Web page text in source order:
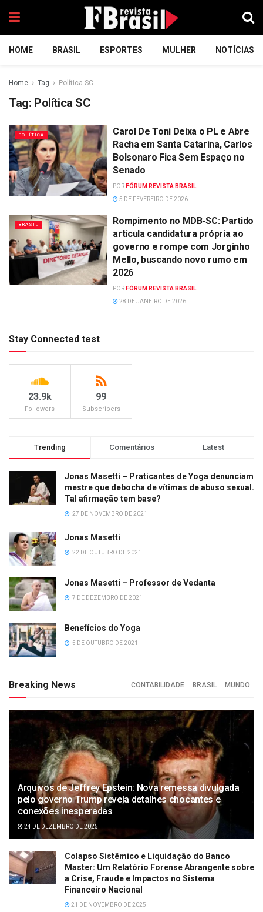
HOME BRASIL ESPORTES MULHER NOTÍCIAS
Home Tag Política SC
Tag: Política SC
POLÍTICA
Carol De Toni Deixa o PL e Abre
Racha em Santa Catarina, Carlos
Bolsonaro Fica Sem Espaço no
Senado
POR FÓRUM REVISTA BRASIL
5 DE FEVEREIRO DE 2026
BRASIL
Rompimento no MDB-SC: Partido
articula candidatura própria ao
governo e rompe com Jorginho
Mello, buscando novo rumo em
2026
POR FÓRUM REVISTA BRASIL
28 DE JANEIRO DE 2026
Stay Connected test
23.9k
Followers
99
Subscribers
Trending Comentários Latest
Jonas Masetti – Praticantes de Yoga denunciam
mestre que debocha de vítimas de abuso sexual.
Tal afirmação tem base?
27 DE NOVEMBRO DE 2021
Jonas Masetti
22 DE OUTUBRO DE 2021
Jonas Masetti – Professor de Vedanta
7 DE DEZEMBRO DE 2021
Benefícios do Yoga
5 DE OUTUBRO DE 2021
Breaking News CONTABILIDADE BRASIL MUNDO
Arquivos de Jeffrey Epstein: Nova remessa divulgada
pelo governo Trump revela detalhes chocantes e
conexões inesperadas
24 DE DEZEMBRO DE 2025
Colapso Sistêmico e Liquidação do Banco
Master: Um Relatório Forense Abrangente sobre
a Crise, Fraude e Impactos no Sistema
Financeiro Nacional
21 DE NOVEMBRO DE 2025